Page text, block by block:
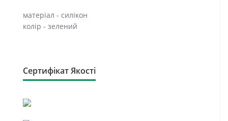
матеріал - силікон
колір - зелений
Сертифікат Якості